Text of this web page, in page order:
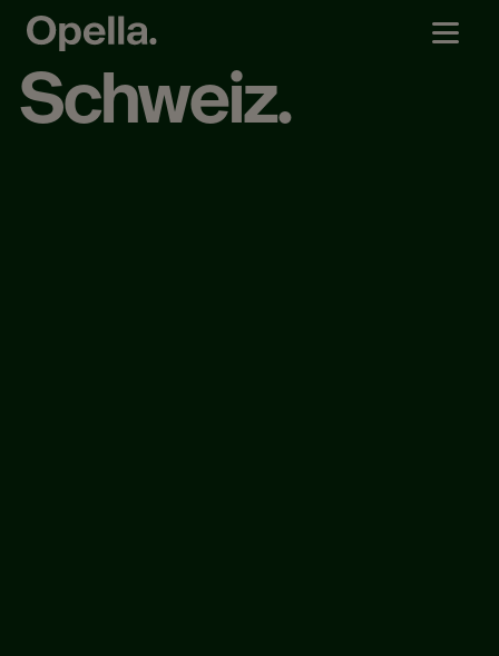
Schweiz.